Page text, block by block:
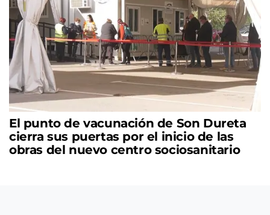
El punto de vacunación de Son Dureta
cierra sus puertas por el inicio de las
obras del nuevo centro sociosanitario